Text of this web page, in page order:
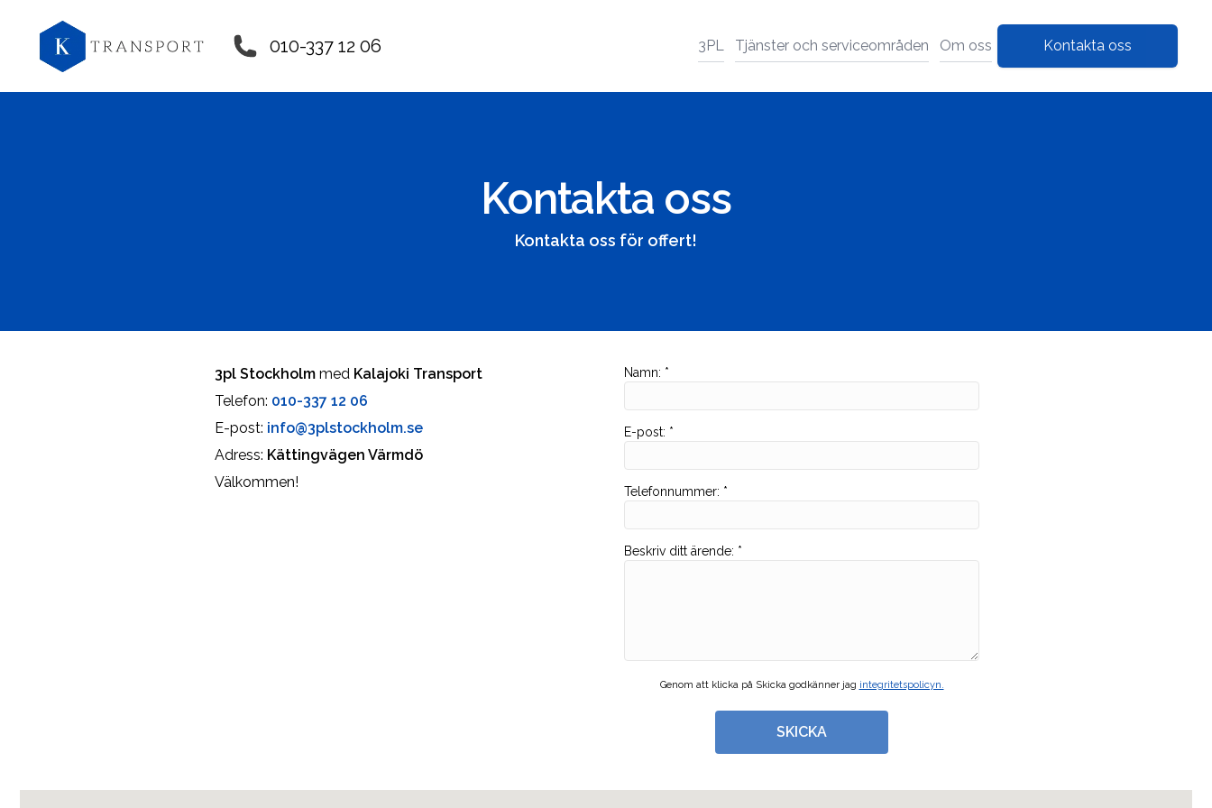
010-337 12 06 3PL Tjänster och serviceområden Om oss Kontakta oss
Kontakta oss
Kontakta oss för offert!
3pl Stockholm med Kalajoki Transport
Telefon: 010-337 12 06
E-post: info@3plstockholm.se
Adress: Kättingvägen Värmdö
Välkommen!
Namn: *
E-post: *
Telefonnummer: *
Beskriv ditt ärende: *
Genom att klicka på Skicka godkänner jag integritetspolicyn.
SKICKA